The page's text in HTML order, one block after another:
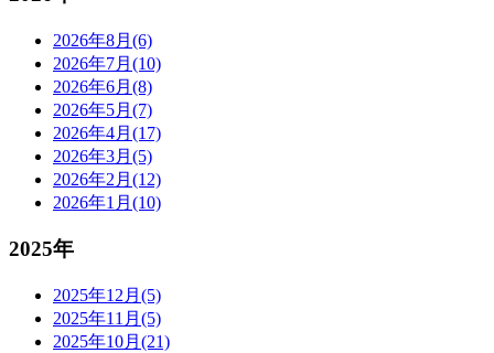
2026年8月(6)
2026年7月(10)
2026年6月(8)
2026年5月(7)
2026年4月(17)
2026年3月(5)
2026年2月(12)
2026年1月(10)
2025年
2025年12月(5)
2025年11月(5)
2025年10月(21)